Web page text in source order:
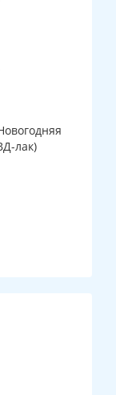
лак)